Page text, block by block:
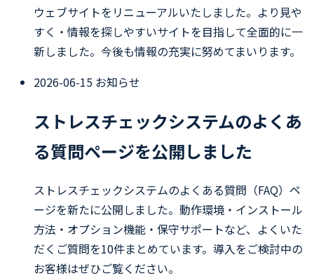
ウェブサイトをリニューアルいたしました。より見や
すく・情報を探しやすいサイトを目指して全面的に一
新しました。今後も情報の充実に努めてまいります。
2026-06-15 お知らせ
ストレスチェックシステムのよくあ
る質問ページを公開しました
ストレスチェックシステムのよくある質問（FAQ）ペ
ージを新たに公開しました。動作環境・インストール
方法・オプション機能・保守サポートなど、よくいた
だくご質問を10件まとめています。導入をご検討中の
お客様はぜひご覧ください。